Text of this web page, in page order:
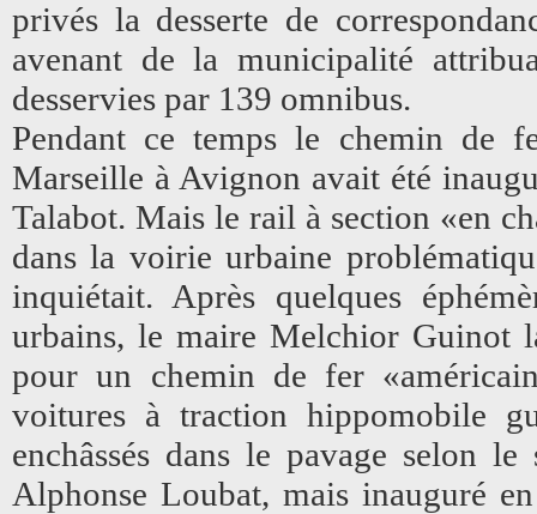
privés la desserte de
avenant de la municipalité
desservies par 139 omnibus.
Pendant ce temps le chemin de
Marseille à Avignon avait été
Talabot. Mais le rail à section «en
dans la voirie urbaine
inquiétait. Après quelques
urbains, le maire Melchior Guinot
pour un chemin de fer
voitures à traction hippomobile
enchâssés dans le pavage selon
Alphonse Loubat, mais inauguré